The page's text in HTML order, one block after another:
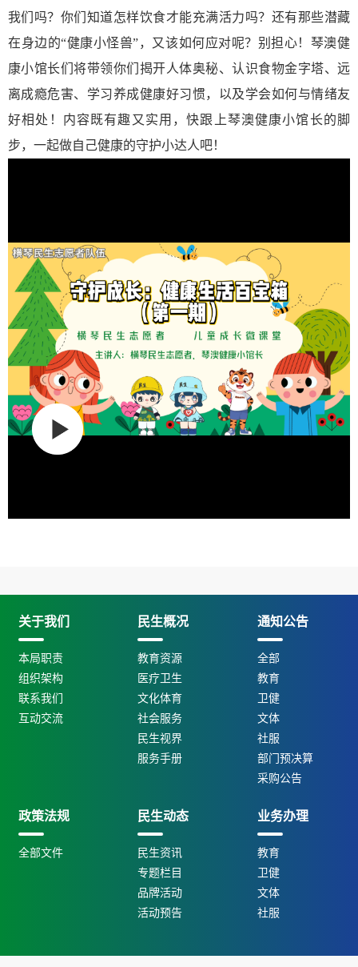
我们吗？你们知道怎样饮食才能充满活力吗？还有那些潜藏
在身边的“健康小怪兽”，又该如何应对呢？别担心！琴澳健
康小馆长们将带领你们揭开人体奥秘、认识食物金字塔、远
离成瘾危害、学习养成健康好习惯，以及学会如何与情绪友
好相处！内容既有趣又实用，快跟上琴澳健康小馆长的脚
步，一起做自己健康的守护小达人吧！
关于我们
本局职责
组织架构
联系我们
互动交流
民生概况
教育资源
医疗卫生
文化体育
社会服务
民生视界
服务手册
通知公告
全部
教育
卫健
文体
社服
部门预决算
采购公告
政策法规
全部文件
民生动态
民生资讯
专题栏目
品牌活动
活动预告
业务办理
教育
卫健
文体
社服